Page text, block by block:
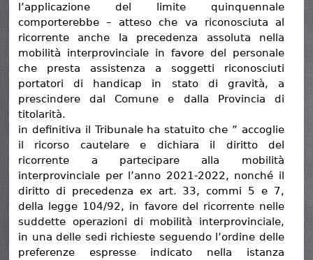
l’applicazione del limite quinquennale
comporterebbe – atteso che va riconosciuta al
ricorrente anche la precedenza assoluta nella
mobilità interprovinciale in favore del personale
che presta assistenza a soggetti riconosciuti
portatori di handicap in stato di gravità, a
prescindere dal Comune e dalla Provincia di
titolarità.
in definitiva il Tribunale ha statuito che ” accoglie
il ricorso cautelare e dichiara il diritto del
ricorrente a partecipare alla mobilità
interprovinciale per l’anno 2021-2022, nonché il
diritto di precedenza ex art. 33, commi 5 e 7,
della legge 104/92, in favore del ricorrente nelle
suddette operazioni di mobilità interprovinciale,
in una delle sedi richieste seguendo l’ordine delle
preferenze espresse indicato nella istanza